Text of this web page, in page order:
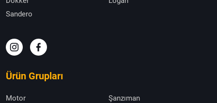
Sandero
Ürün Grupları
Motor
Şanzıman